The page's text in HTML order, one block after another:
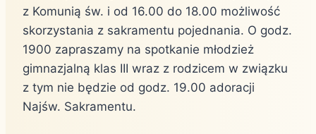
z Komunią św. i od 16.00 do 18.00 możliwość
skorzystania z sakramentu pojednania. O godz.
1900 zapraszamy na spotkanie młodzież
gimnazjalną klas III wraz z rodzicem w związku
z tym nie będzie od godz. 19.00 adoracji
Najśw. Sakramentu.